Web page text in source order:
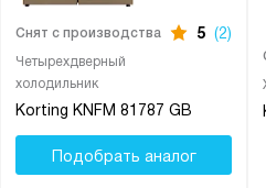
Четырехдверный
холодильник
Korting KNFM 81787 GB
Снят с производства 5 (2)
Подобрать аналог